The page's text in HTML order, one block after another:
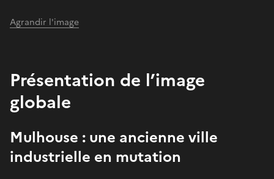
Agrandir l'image
Présentation de l’image
globale
Mulhouse : une ancienne ville
industrielle en mutation